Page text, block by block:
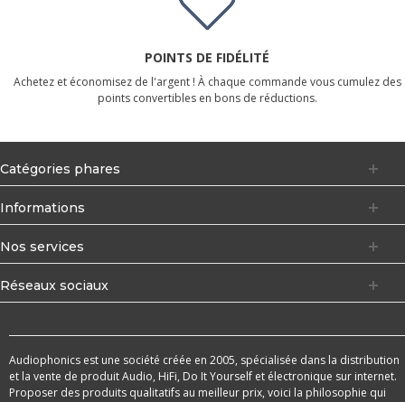
POINTS DE FIDÉLITÉ
Achetez et économisez de l'argent ! À chaque commande vous cumulez des
points convertibles en bons de réductions.
Catégories phares
Informations
Nos services
Réseaux sociaux
Audiophonics est une société créée en 2005, spécialisée dans la distribution
et la vente de produit Audio, HiFi, Do It Yourself et électronique sur internet.
Proposer des produits qualitatifs au meilleur prix, voici la philosophie qui